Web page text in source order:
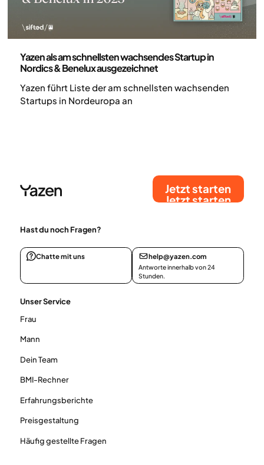
Yazen als am schnellsten wachsendes Startup in
Nordics & Benelux ausgezeichnet
Yazen führt Liste der am schnellsten wachsenden
Startups in Nordeuropa an
Jetzt starten
Jetzt starten
Hast du noch Fragen?
Chatte mit uns help@yazen.com
Antworte innerhalb von 24
Stunden.
Unser Service
Frau
Mann
Dein Team
BMI-Rechner
Erfahrungsberichte
Preisgestaltung
Häufig gestellte Fragen